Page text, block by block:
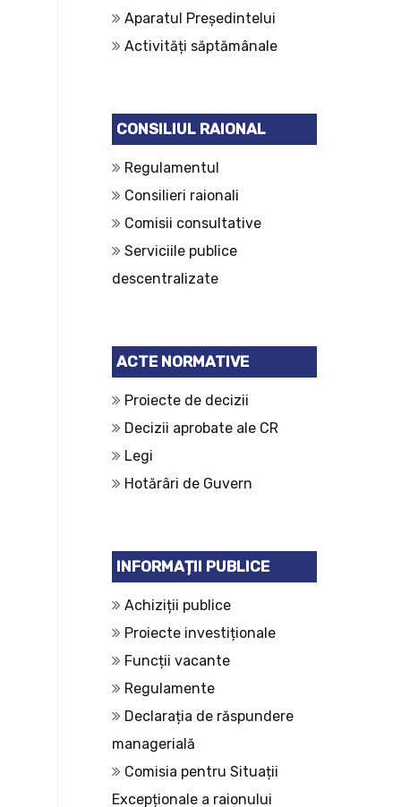
Aparatul Președintelui
Activități săptămânale
CONSILIUL RAIONAL
Regulamentul
Consilieri raionali
Comisii consultative
Serviciile publice
descentralizate
ACTE NORMATIVE
Proiecte de decizii
Decizii aprobate ale CR
Legi
Hotărâri de Guvern
INFORMAȚII PUBLICE
Achiziții publice
Proiecte investiționale
Funcții vacante
Regulamente
Declarația de răspundere
managerială
Comisia pentru Situații
Excepționale a raionului